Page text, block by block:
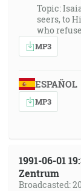
Topic:
seers, to
who
MP3
ESPAÑOL
MP3
1991-06-01
Zentrum
Broadcasted: